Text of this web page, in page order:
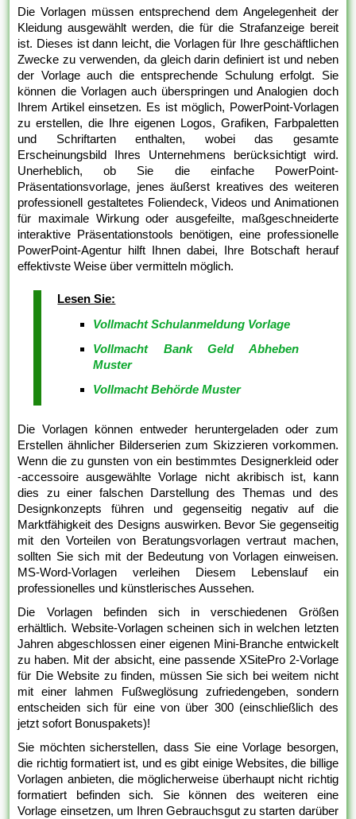
Die Vorlagen müssen entsprechend dem Angelegenheit der
Kleidung ausgewählt werden, die für die Strafanzeige bereit
ist. Dieses ist dann leicht, die Vorlagen für Ihre geschäftlichen
Zwecke zu verwenden, da gleich darin definiert ist und neben
der Vorlage auch die entsprechende Schulung erfolgt. Sie
können die Vorlagen auch überspringen und Analogien doch
Ihrem Artikel einsetzen. Es ist möglich, PowerPoint-Vorlagen
zu erstellen, die Ihre eigenen Logos, Grafiken, Farbpaletten
und Schriftarten enthalten, wobei das gesamte
Erscheinungsbild Ihres Unternehmens berücksichtigt wird.
Unerheblich, ob Sie die einfache PowerPoint-
Präsentationsvorlage, jenes äußerst kreatives des weiteren
professionell gestaltetes Foliendeck, Videos und Animationen
für maximale Wirkung oder ausgefeilte, maßgeschneiderte
interaktive Präsentationstools benötigen, eine professionelle
PowerPoint-Agentur hilft Ihnen dabei, Ihre Botschaft herauf
effektivste Weise über vermitteln möglich.
Lesen Sie:
Vollmacht Schulanmeldung Vorlage
Vollmacht Bank Geld Abheben
Muster
Vollmacht Behörde Muster
Die Vorlagen können entweder heruntergeladen oder zum
Erstellen ähnlicher Bilderserien zum Skizzieren vorkommen.
Wenn die zu gunsten von ein bestimmtes Designerkleid oder
-accessoire ausgewählte Vorlage nicht akribisch ist, kann
dies zu einer falschen Darstellung des Themas und des
Designkonzepts führen und gegenseitig negativ auf die
Marktfähigkeit des Designs auswirken. Bevor Sie gegenseitig
mit den Vorteilen von Beratungsvorlagen vertraut machen,
sollten Sie sich mit der Bedeutung von Vorlagen einweisen.
MS-Word-Vorlagen verleihen Diesem Lebenslauf ein
professionelles und künstlerisches Aussehen.
Die Vorlagen befinden sich in verschiedenen Größen
erhältlich. Website-Vorlagen scheinen sich in welchen letzten
Jahren abgeschlossen einer eigenen Mini-Branche entwickelt
zu haben. Mit der absicht, eine passende XSitePro 2-Vorlage
für Die Website zu finden, müssen Sie sich bei weitem nicht
mit einer lahmen Fußweglösung zufriedengeben, sondern
entscheiden sich für eine von über 300 (einschließlich des
jetzt sofort Bonuspakets)!
Sie möchten sicherstellen, dass Sie eine Vorlage besorgen,
die richtig formatiert ist, und es gibt einige Websites, die billige
Vorlagen anbieten, die möglicherweise überhaupt nicht richtig
formatiert befinden sich. Sie können des weiteren eine
Vorlage einsetzen, um Ihren Gebrauchsgut zu starten darüber